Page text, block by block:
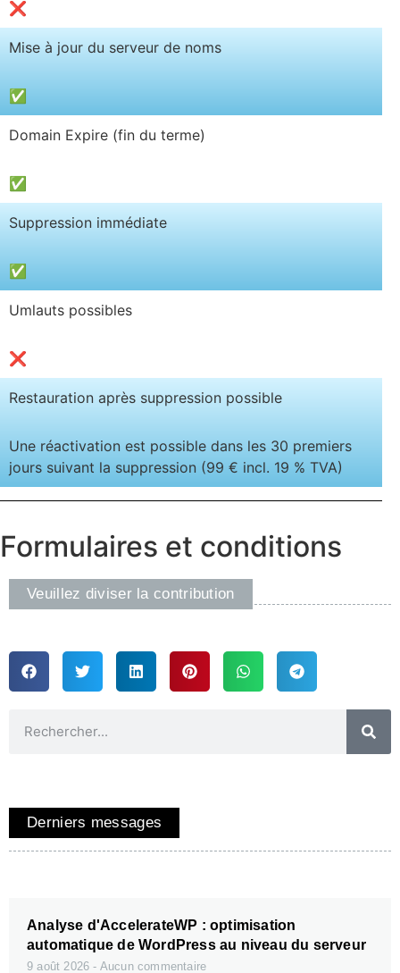
❌
Mise à jour du serveur de noms
✅
Domain Expire (fin du terme)
✅
Suppression immédiate
✅
Umlauts possibles
❌
Restauration après suppression possible
Une réactivation est possible dans les 30 premiers
jours suivant la suppression (99 € incl. 19 % TVA)
Formulaires et conditions
Veuillez diviser la contribution
Derniers messages
Analyse d'AccelerateWP : optimisation
automatique de WordPress au niveau du serveur
9 août 2026 Aucun commentaire